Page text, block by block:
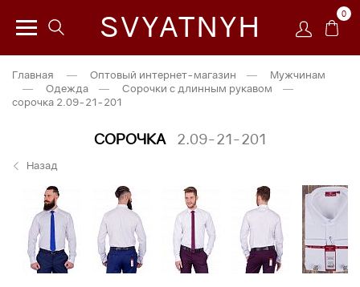
SVYATNYH 0
Главная — Оптовый интернет-магазин —
Мужчинам
—
Одежда — Сорочки с длинным рукавом
—
сорочка 2.09-21-201
СОРОЧКА 2.09-21-201
Назад